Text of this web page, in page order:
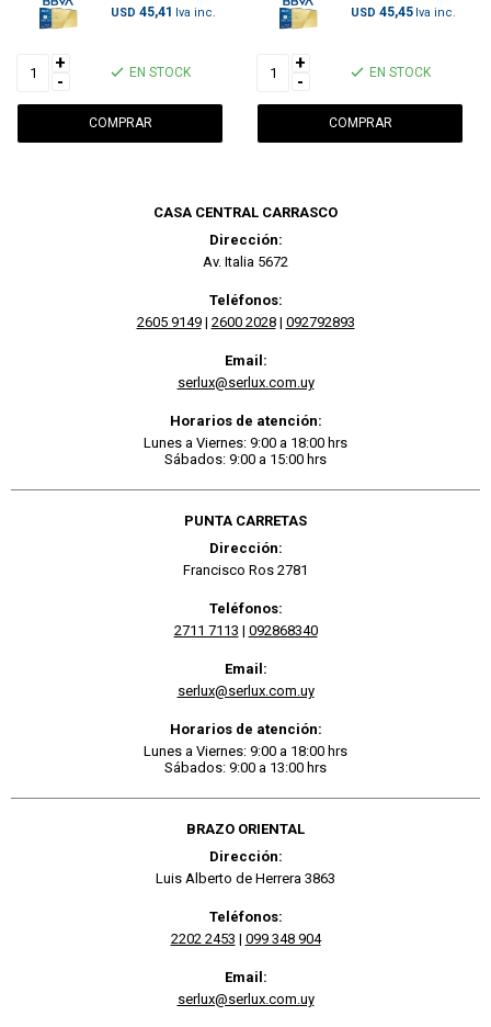
USD 45,41
+
-
EN STOCK
USD 45,45
+
-
EN STOCK
CASA CENTRAL CARRASCO
Dirección:
Av. Italia 5672
Teléfonos:
2605 9149| 2600 2028| 092792893
Email:
serlux@serlux.com.uy
Horarios de atención:
Lunes a Viernes: 9:00 a 18:00 hrs
Sábados: 9:00 a 15:00 hrs
PUNTA CARRETAS
Dirección:
Francisco Ros 2781
Teléfonos:
2711 7113 | 092868340
Email:
serlux@serlux.com.uy
Horarios de atención:
Lunes a Viernes: 9:00 a 18:00 hrs
Sábados: 9:00 a 13:00 hrs
BRAZO ORIENTAL
Dirección:
Luis Alberto de Herrera 3863
Teléfonos:
2202 2453 | 099 348 904
Email:
serlux@serlux.com.uy